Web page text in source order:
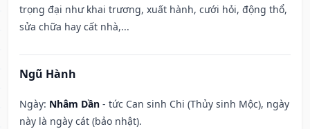
trọng đại như khai trương, xuất hành, cưới hỏi, động thổ,
sửa chữa hay cất nhà,...
Ngũ Hành
Ngày: Nhâm Dần - tức Can sinh Chi (Thủy sinh Mộc), ngày
này là ngày cát (bảo nhật).